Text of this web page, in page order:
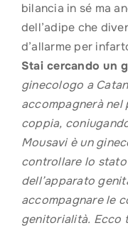
bilancia in sé ma
dell’adipe che
d’allarme per
Stai cercando un
ginecologo a
accompagnerà
coppia,
Mousavi è un
controllare lo
dell’apparato
accompagnare le
genitorialità.